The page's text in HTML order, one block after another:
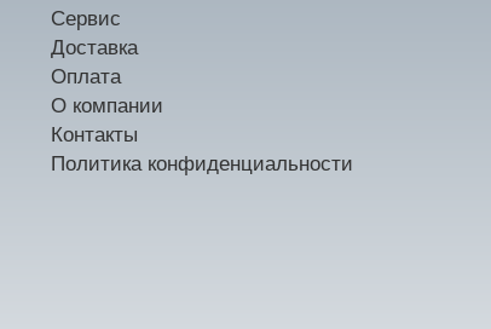
Сервис
Доставка
Оплата
О компании
Контакты
Политика конфиденциальности